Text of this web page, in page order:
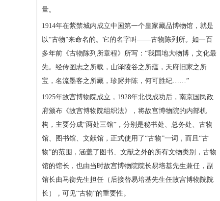
量。
1914年在紫禁城内成立中国第一个皇家藏品博物馆，就是
以“古物”来命名的。它的名字叫——古物陈列所。如一百
多年前《古物陈列所章程》所写：“我国地大物博，文化最
先。经传图志之所载，山泽陵谷之所蕴，天府旧家之所
宝，名流墨客之所藏，珍赆并陈，何可胜纪……”
1925年故宫博物院成立，1928年北伐成功后，南京国民政
府颁布《故宫博物院组织法》，将故宫博物院的内部机
构，主要分成“两处三馆”，分别是秘书处、总务处、古物
馆、图书馆、文献馆，正式使用了“古物”一词，而且“古
物”的范围，涵盖了图书、文献之外的所有文物类别，古物
馆的馆长，也由当时故宫博物院院长易培基先生兼任，副
馆长由马衡先生担任（后接替易培基先生任故宫博物院院
长），可见“古物”的重要性。